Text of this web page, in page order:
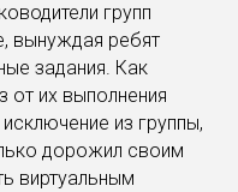
групп
вынуждая ребят
задания. Как
от их выполнения
из группы,
дорожил своим
виртуальным